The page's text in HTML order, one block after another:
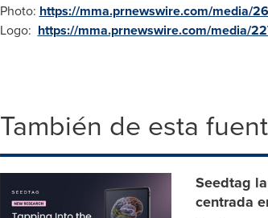
Photo: https://mma.prnewswire.com/media/
Logo: https://mma.prnewswire.com/media/
También de esta
Seedtag
centrada